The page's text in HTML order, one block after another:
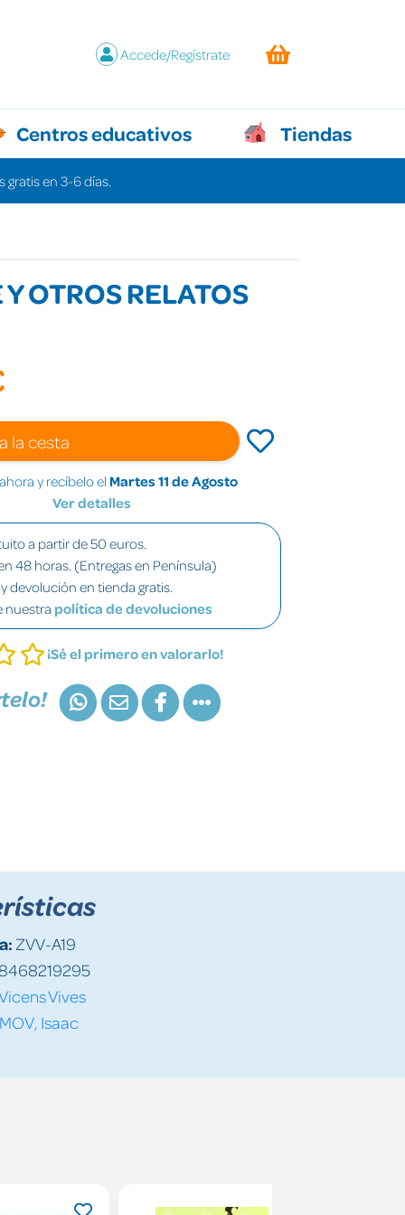
Accede/Regístrate
Centros educativos Tiendas
gratis en 3-6 días.
OTROS RELATOS
la cesta
y recíbelo el Martes 11 de Agosto
Ver detalles
a partir de 50 euros.
48 horas. (Entregas en Península)
devolución en tienda gratis.
nuestra política de devoluciones
¡Sé el primero en valorarlo!
ZVV-A19
Vives
Isaac